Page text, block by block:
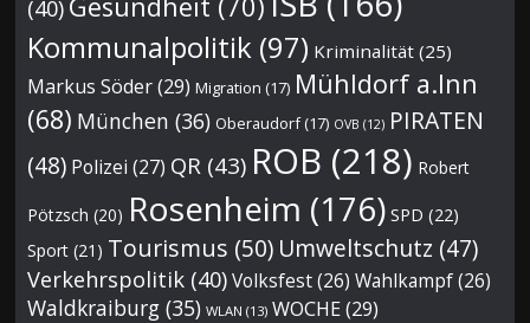
(40)
Kommunalpolitik (97) Kriminalität (25)
Markus Söder(29) Migration (17) Mühldorf a.Inn
(68) München (36) Oberaudorf(17) OVB (12) PIRATEN
(48) Polizei (27) QR (43) ROB (218) Robert
Pötzsch (20) Rosenheim (176) SPD (22)
Sport (21) Tourismus (50) Umweltschutz (47)
Verkehrspolitik (40) Volksfest(26) Wahlkampf(26)
Waldkraiburg (35) WLAN (13) WOCHE(29)